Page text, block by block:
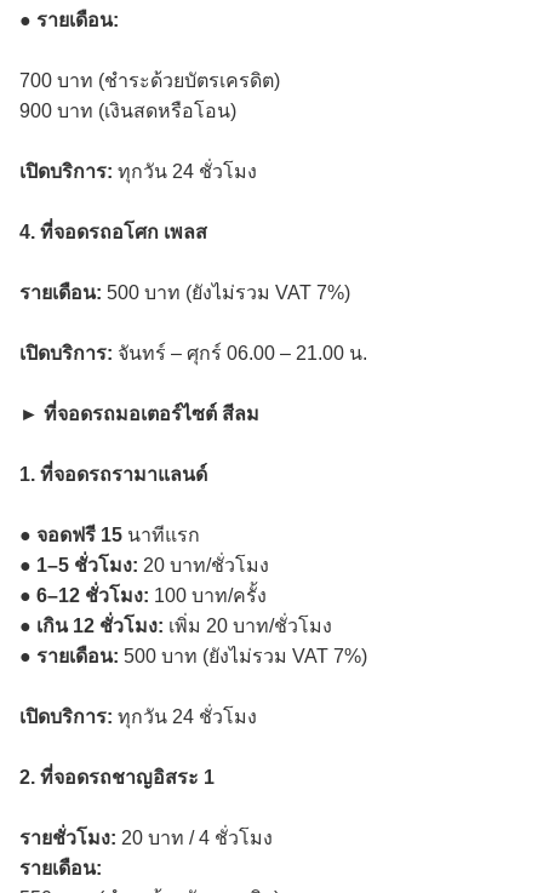
● รายเดือน:
700 บาท (ชำระด้วยบัตรเครดิต)
900 บาท (เงินสดหรือโอน)
เปิดบริการ: ทุกวัน 24 ชั่วโมง
4. ที่จอดรถอโศก เพลส
รายเดือน: 500 บาท (ยังไม่รวม VAT 7%)
เปิดบริการ: จันทร์ – ศุกร์ 06.00 – 21.00 น.
► ที่จอดรถมอเตอร์ไซต์ สีลม
1. ที่จอดรถรามาแลนด์
● จอดฟรี 15 นาทีแรก
● 1–5 ชั่วโมง: 20 บาท/ชั่วโมง
● 6–12 ชั่วโมง: 100 บาท/ครั้ง
● เกิน 12 ชั่วโมง: เพิ่ม 20 บาท/ชั่วโมง
● รายเดือน: 500 บาท (ยังไม่รวม VAT 7%)
เปิดบริการ: ทุกวัน 24 ชั่วโมง
2. ที่จอดรถชาญอิสระ 1
รายชั่วโมง: 20 บาท / 4 ชั่วโมง
รายเดือน: